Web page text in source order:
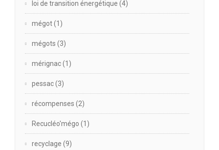
loi de transition énergétique (4)
mégot(1)
mégots (3)
mérignac(1)
pessac(3)
récompenses (2)
Recucléo'mégo (1)
recyclage (9)